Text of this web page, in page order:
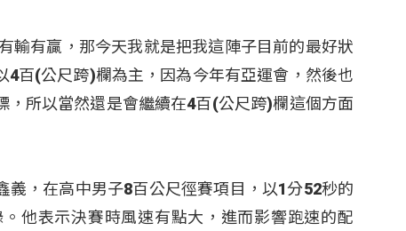
輸有贏，那今天我就是把我這陣子目前的最好狀
百(公尺跨)欄為主，因為今年有亞運會，然後也
所以當然還是會繼續在4百(公尺跨)欄這個方面
，在高中男子8百公尺徑賽項目，以1分52秒的
他表示決賽時風速有點大，進而影響跑速的配